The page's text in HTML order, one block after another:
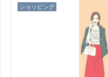
ショッピング